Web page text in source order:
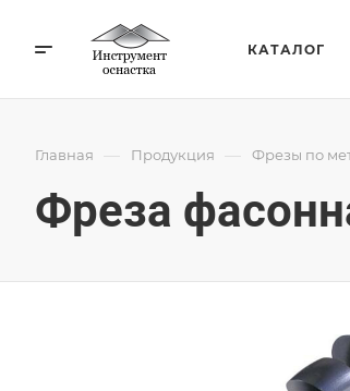
КАТАЛОГ
Главная — Продукция — Фрезы по
Фреза